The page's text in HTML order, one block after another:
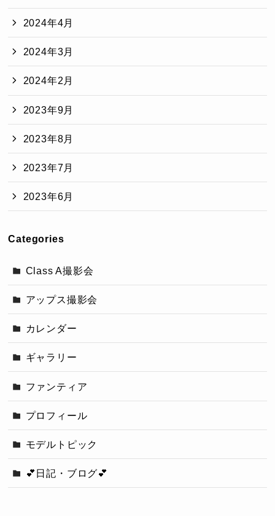
2024年4月
2024年3月
2024年2月
2023年9月
2023年8月
2023年7月
2023年6月
Categories
Class A撮影会
アップス撮影会
カレンダー
ギャラリー
ファンティア
プロフィール
モデルトピック
💕日記・ブログ💕